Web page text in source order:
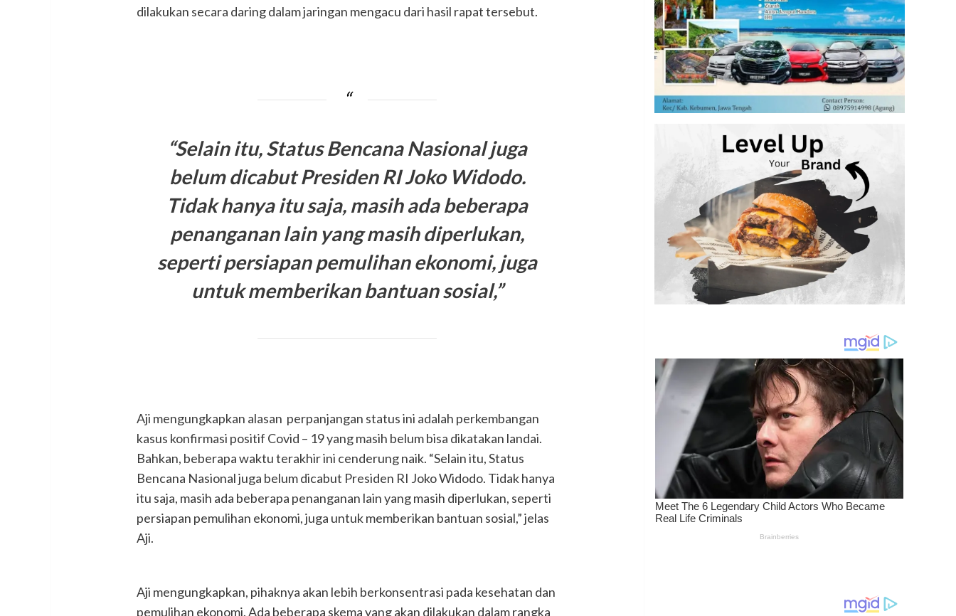
dilakukan secara daring dalam jaringan mengacu dari hasil rapat tersebut.
“Selain itu, Status Bencana Nasional juga
belum dicabut Presiden RI Joko Widodo.
Tidak hanya itu saja, masih ada beberapa
penanganan lain yang masih diperlukan,
seperti persiapan pemulihan ekonomi, juga
untuk memberikan bantuan sosial,”
Aji mengungkapkan alasan perpanjangan status ini adalah perkembangan
kasus konfirmasi positif Covid – 19 yang masih belum bisa dikatakan landai.
Bahkan, beberapa waktu terakhir ini cenderung naik. “Selain itu, Status
Bencana Nasional juga belum dicabut Presiden RI Joko Widodo. Tidak hanya
itu saja, masih ada beberapa penanganan lain yang masih diperlukan, seperti
persiapan pemulihan ekonomi, juga untuk memberikan bantuan sosial,” jelas
Aji.
Aji mengungkapkan, pihaknya akan lebih berkonsentrasi pada kesehatan dan
pemulihan ekonomi. Ada beberapa skema yang akan dilakukan dalam rangka